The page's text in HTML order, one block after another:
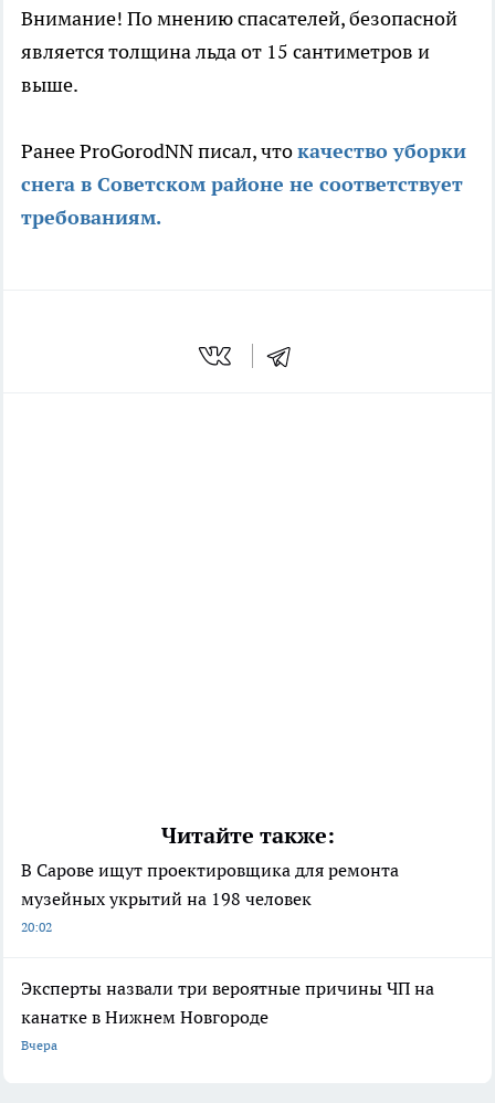
Внимание! По мнению спасателей, безопасной
является толщина льда от 15 сантиметров и
выше.
Ранее ProGorodNN писал, чтокачество уборки
снега в Советском районе не соответствует
требованиям.
Читайте также:
В Сарове ищут проектировщика для ремонта
музейных укрытий на 198 человек
20:02
Эксперты назвали три вероятные причины ЧП на
канатке в Нижнем Новгороде
Вчера